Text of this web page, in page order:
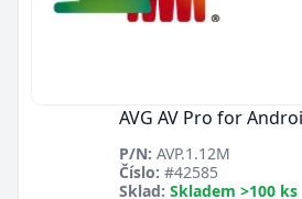
AVG AV Pro for
P/N: AVP.1.12M
Číslo: #42585
Sklad: Skladem >100 ks